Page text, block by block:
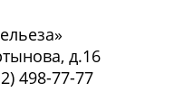
д.16
498-77-77